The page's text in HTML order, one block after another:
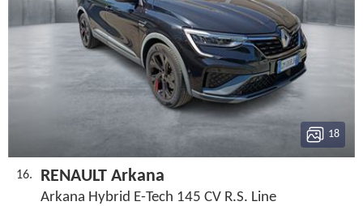
18
16. RENAULT Arkana
Arkana Hybrid E-Tech 145 CV R.S. Line